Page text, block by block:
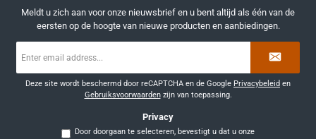
Meldt u zich aan voor onze nieuwsbrief en u bent altijd als één van de
eersten op de hoogte van nieuwe producten en aanbiedingen.
mailadres
Deze site wordt beschermd door reCAPTCHA en de Google Privacybeleid en
Gebruiksvoorwaardenzijn van toepassing.
Privacy
Door doorgaan te selecteren, bevestigt u dat u onze